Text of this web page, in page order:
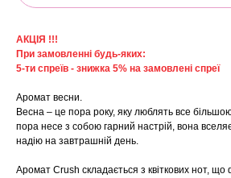
АКЦІЯ !!!
При замовленні будь-яких:
5-ти спреїв - знижка 5% на замовлені спреї
Аромат весни.
Весна – це пора року, яку люблять все
пора несе з собою гарний настрій, вона
надію на завтрашній день.
Аромат Crush складається з квіткових нот,